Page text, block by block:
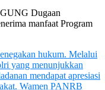
Dugaan
manfaat Program